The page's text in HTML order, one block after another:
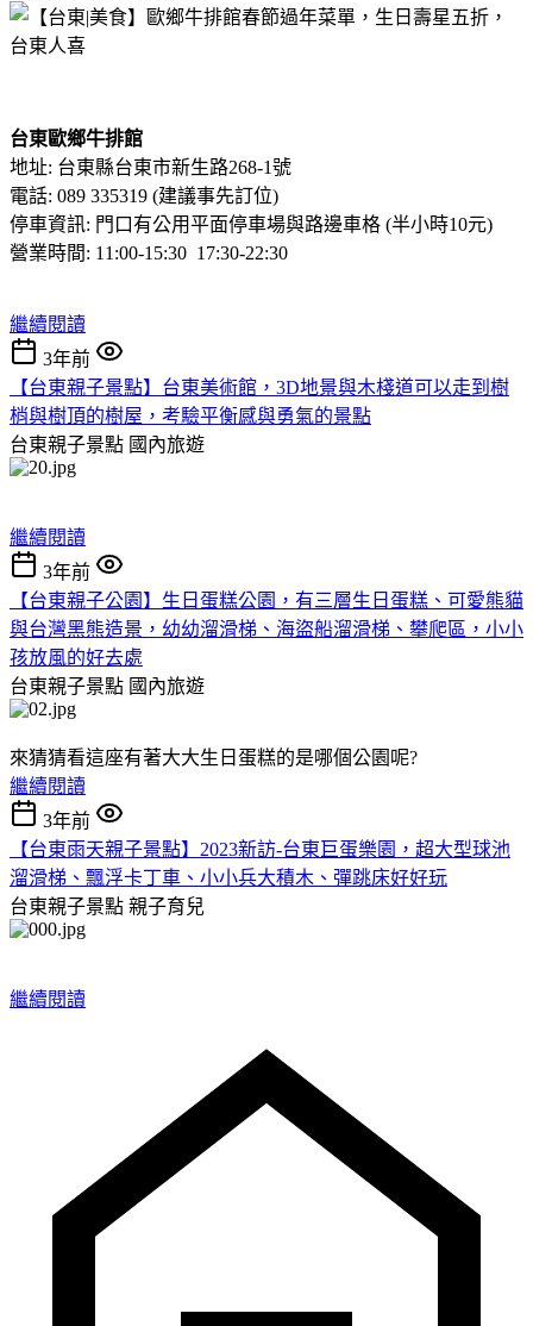
台東歐鄉牛排館
地址: 台東縣台東市新生路268-1號
電話: 089 335319 (建議事先訂位)
停車資訊: 門口有公用平面停車場與路邊車格 (半小時10元)
營業時間: 11:00-15:30 17:30-22:30
繼續閱讀
3年前
【台東親子景點】台東美術館，3D地景與木棧道可以走到樹
梢與樹頂的樹屋，考驗平衡感與勇氣的景點
台東親子景點 國內旅遊
繼續閱讀
3年前
【台東親子公園】生日蛋糕公園，有三層生日蛋糕、可愛熊貓
與台灣黑熊造景，幼幼溜滑梯、海盜船溜滑梯、攀爬區，小小
孩放風的好去處
台東親子景點 國內旅遊
來猜猜看這座有著大大生日蛋糕的是哪個公園呢?
繼續閱讀
3年前
【台東雨天親子景點】2023新訪-台東巨蛋樂園，超大型球池
溜滑梯、飄浮卡丁車、小小兵大積木、彈跳床好好玩
台東親子景點 親子育兒
繼續閱讀